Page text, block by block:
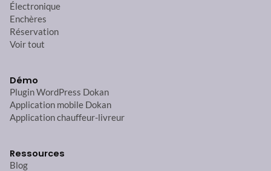
Électronique
Enchères
Réservation
Voir tout
Démo
Plugin WordPress Dokan
Application mobile Dokan
Application chauffeur-livreur
Ressources
Blog